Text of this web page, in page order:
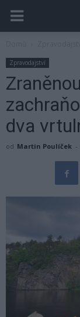
Zpravodajství
dva
od Martin Poulíček -